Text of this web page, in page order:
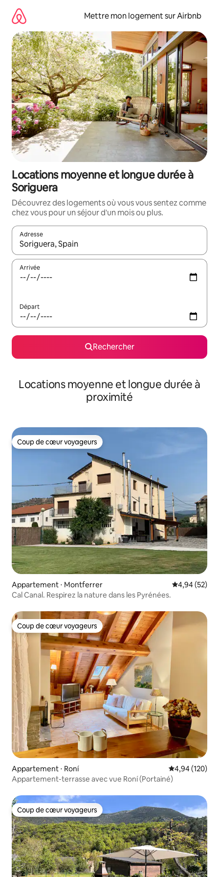
directement
contenu
Mettre mon logement sur Airbnb
Locations moyenne et longue durée à
Soriguera
Découvrez des logements où vous vous sentez comme
chez vous pour un séjour d'un mois ou plus.
Adresse
Lorsque les résultats s'affichent, utilisez les flèches vers le
Arrivée
Départ
Rechercher
Locations moyenne et longue durée à
proximité
Coup de cœur voyageurs
Coup de cœur voyageurs
Appartement ⋅ Montferrer Évaluation
4,94 (52)
Cal Canal. Respirez la nature dans les Pyrénées.
Coup de cœur voyageurs
Coup de cœur voyageurs
Appartement ⋅ Roní Évaluation
4,94 (120)
Appartement-terrasse avec vue Roní (Portainé)
Coup de cœur voyageurs
Coup de cœur voyageurs